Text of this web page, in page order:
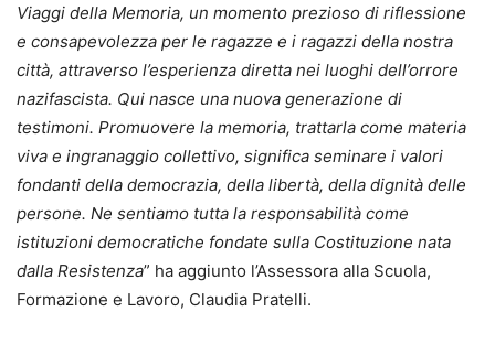
Viaggi della Memoria, un momento prezioso di riflessione
e consapevolezza per le ragazze e i ragazzi della nostra
città, attraverso l’esperienza diretta nei luoghi dell’orrore
nazifascista. Qui nasce una nuova generazione di
testimoni. Promuovere la memoria, trattarla come materia
viva e ingranaggio collettivo, significa seminare i valori
fondanti della democrazia, della libertà, della dignità delle
persone. Ne sentiamo tutta la responsabilità come
istituzioni democratiche fondate sulla Costituzione nata
dalla Resistenza” ha aggiunto l’Assessora alla Scuola,
Formazione e Lavoro, Claudia Pratelli.